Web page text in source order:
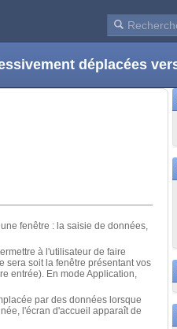
déplacées
fenêtre : la saisie de données,
à l'utilisateur de faire
sera soit la fenêtre présentant vos
entrée). En mode Application,
par des données lorsque
l'écran d'accueil apparaît de